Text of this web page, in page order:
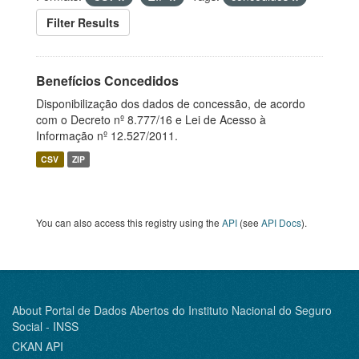
Filter Results
Benefícios Concedidos
Disponibilização dos dados de concessão, de acordo
com o Decreto nº 8.777/16 e Lei de Acesso à
Informação nº 12.527/2011.
CSV ZIP
You can also access this registry using the API (see API Docs).
About Portal de Dados Abertos do Instituto Nacional do Seguro
Social - INSS
CKAN API